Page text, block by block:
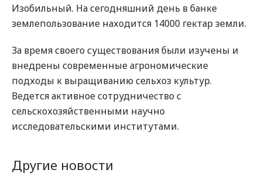
Изобильный. На сегодняшний день в банке
землепользование находится 14000 гектар земли.
За время своего существования были изучены и
внедрены современные агрономические
подходы к выращиванию сельхоз культур.
Ведется активное сотрудничество с
сельскохозяйственными научно
исследовательскими институтами.
Другие новости